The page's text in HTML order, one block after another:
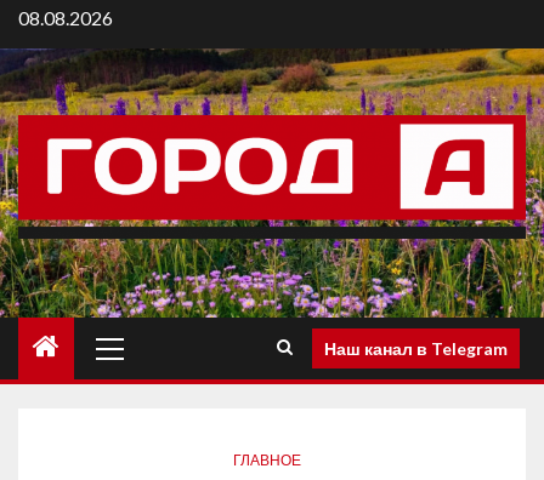
08.08.2026
Наш канал в Telegram
ГЛАВНОЕ